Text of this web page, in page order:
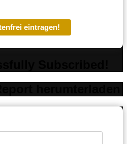
eintragen!